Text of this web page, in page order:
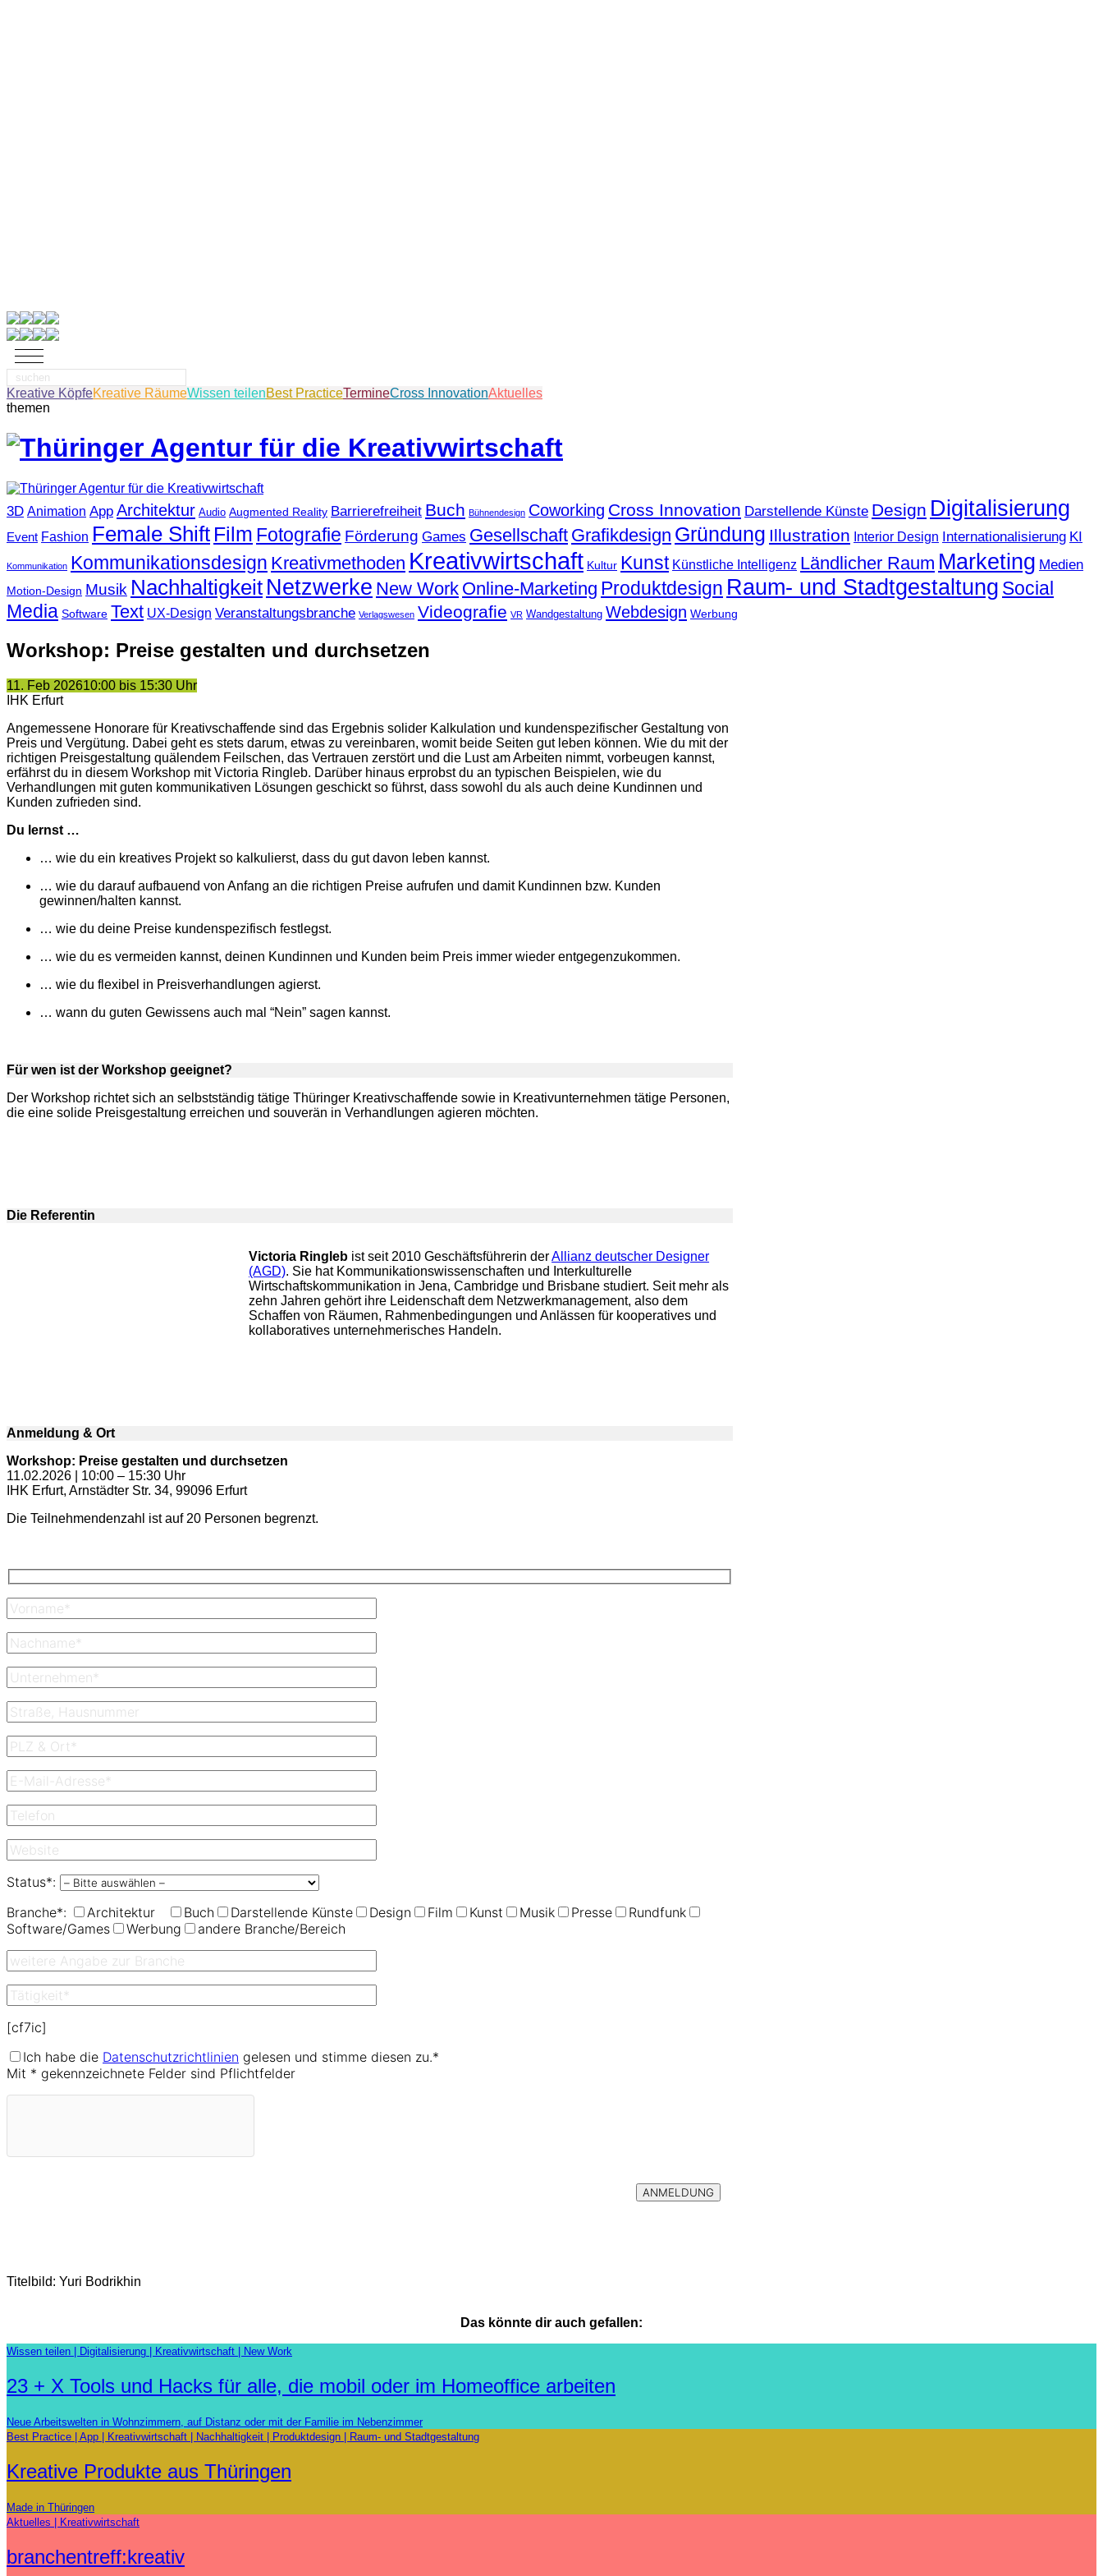
Suche
nach:
Kreative KöpfeKreative RäumeWissen teilenBest PracticeTermineCross InnovationAktuelles
themen
3D Animation App Architektur Audio Augmented Reality Barrierefreiheit Buch Bühnendesign Coworking Cross Innovation Darstellende Künste Design Digitalisierung
Event Fashion Female Shift Film Fotografie Förderung Games Gesellschaft Grafikdesign Gründung Illustration Interior Design Internationalisierung KI
Kommunikation Kommunikationsdesign Kreativmethoden Kreativwirtschaft Kultur Kunst Künstliche Intelligenz Ländlicher Raum Marketing Medien
Motion-Design Musik Nachhaltigkeit Netzwerke New Work Online-Marketing Produktdesign Raum- und Stadtgestaltung Social
Media Software Text UX-Design Veranstaltungsbranche Verlagswesen Videografie VR Wandgestaltung Webdesign Werbung
Workshop: Preise gestalten und durchsetzen
11. Feb 202610:00 bis 15:30 Uhr
IHK Erfurt
Angemessene Honorare für Kreativschaffende sind das Ergebnis solider Kalkulation und kundenspezifischer Gestaltung von
Preis und Vergütung. Dabei geht es stets darum, etwas zu vereinbaren, womit beide Seiten gut leben können. Wie du mit der
richtigen Preisgestaltung quälendem Feilschen, das Vertrauen zerstört und die Lust am Arbeiten nimmt, vorbeugen kannst,
erfährst du in diesem Workshop mit Victoria Ringleb. Darüber hinaus erprobst du an typischen Beispielen, wie du
Verhandlungen mit guten kommunikativen Lösungen geschickt so führst, dass sowohl du als auch deine Kundinnen und
Kunden zufrieden sind.
Du lernst …
… wie du ein kreatives Projekt so kalkulierst, dass du gut davon leben kannst.
… wie du darauf aufbauend von Anfang an die richtigen Preise aufrufen und damit Kundinnen bzw. Kunden
gewinnen/halten kannst.
… wie du deine Preise kundenspezifisch festlegst.
… wie du es vermeiden kannst, deinen Kundinnen und Kunden beim Preis immer wieder entgegenzukommen.
… wie du flexibel in Preisverhandlungen agierst.
… wann du guten Gewissens auch mal “Nein” sagen kannst.
Für wen ist der Workshop geeignet?
Der Workshop richtet sich an selbstständig tätige Thüringer Kreativschaffende sowie in Kreativunternehmen tätige Personen,
die eine solide Preisgestaltung erreichen und souverän in Verhandlungen agieren möchten.
Die Referentin
Victoria Ringleb ist seit 2010 Geschäftsführerin derAllianz deutscher Designer
(AGD). Sie hat Kommunikationswissenschaften und Interkulturelle
Wirtschaftskommunikation in Jena, Cambridge und Brisbane studiert. Seit mehr als
zehn Jahren gehört ihre Leidenschaft dem Netzwerkmanagement, also dem
Schaffen von Räumen, Rahmenbedingungen und Anlässen für kooperatives und
kollaboratives unternehmerisches Handeln.
Anmeldung & Ort
Workshop: Preise gestalten und durchsetzen
11.02.2026 | 10:00 – 15:30 Uhr
IHK Erfurt, Arnstädter Str. 34, 99096 Erfurt
Die Teilnehmendenzahl ist auf 20 Personen begrenzt.
Status*:
Branche*:
Architektur Buch Darstellende Künste Design Film Kunst Musik Presse
Rundfunk
Software/Games
Werbung andere Branche/Bereich
[cf7ic]
Ich habe die Datenschutzrichtlinien gelesen und stimme diesen zu.*
Mit * gekennzeichnete Felder sind Pflichtfelder
Titelbild: Yuri Bodrikhin
Das könnte dir auch gefallen:
Wissen teilen Digitalisierung Kreativwirtschaft New Work
23 + X Tools und Hacks für alle, die mobil oder im Homeoffice arbeiten
Neue Arbeitswelten in Wohnzimmern, auf Distanz oder mit der Familie im Nebenzimmer
Best Practice
App Kreativwirtschaft Nachhaltigkeit Produktdesign Raum- und Stadtgestaltung
Kreative Produkte aus Thüringen
Made in Thüringen
Aktuelles
Kreativwirtschaft
branchentreff:kreativ